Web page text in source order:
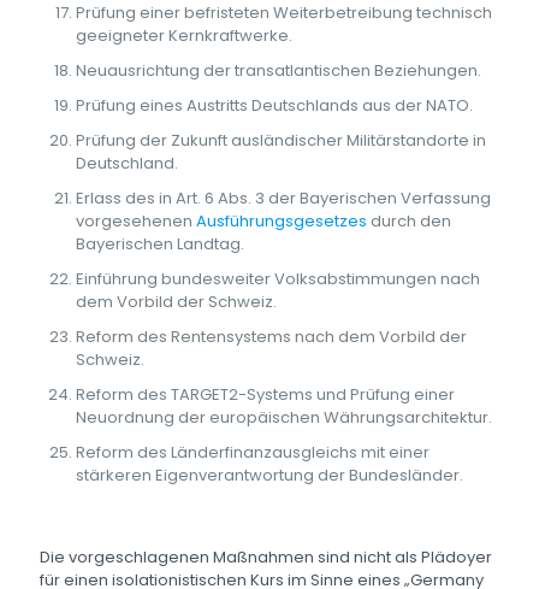
Prüfung einer befristeten Weiterbetreibung technisch
geeigneter Kernkraftwerke.
Neuausrichtung der transatlantischen Beziehungen.
Prüfung eines Austritts Deutschlands aus der NATO.
Prüfung der Zukunft ausländischer Militärstandorte in
Deutschland.
Erlass des in Art. 6 Abs. 3 der Bayerischen Verfassung
vorgesehenen Ausführungsgesetzes durch den
Bayerischen Landtag.
Einführung bundesweiter Volksabstimmungen nach
dem Vorbild der Schweiz.
Reform des Rentensystems nach dem Vorbild der
Schweiz.
Reform des TARGET2-Systems und Prüfung einer
Neuordnung der europäischen Währungsarchitektur.
Reform des Länderfinanzausgleichs mit einer
stärkeren Eigenverantwortung der Bundesländer.
Die vorgeschlagenen Maßnahmen sind nicht als Plädoyer
für einen isolationistischen Kurs im Sinne eines „Germany